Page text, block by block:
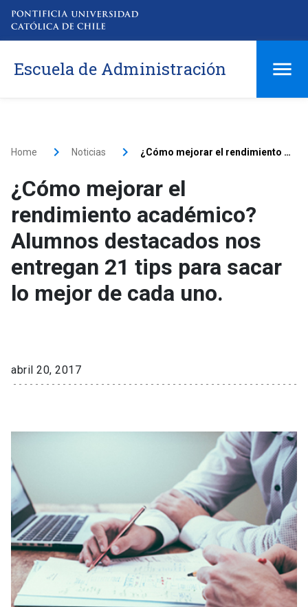
Escuela de Administración
Home Noticias ¿Cómo mejorar el rendimiento académico? Alumnos destacados nos entregan 21 tips para sacar lo mejor de cada uno.
¿Cómo mejorar el
rendimiento académico?
Alumnos destacados nos
entregan 21 tips para sacar
lo mejor de cada uno.
abril 20, 2017